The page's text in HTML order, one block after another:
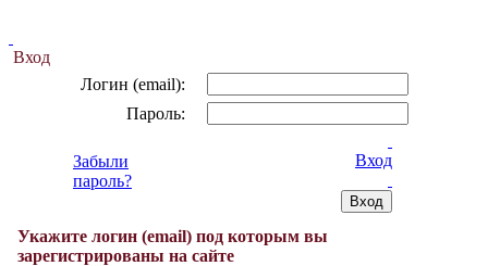
Вход
Логин (email):
Пароль:
Забыли
пароль?
Вход
Укажите логин (email) под которым вы
зарегистрированы на сайте